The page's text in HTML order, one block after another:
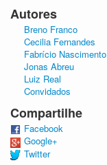
Autores
Breno Franco
Cecilia Fernandes
Fabrício Nascimento
Jonas Abreu
Luiz Real
Convidados
Compartilhe
Facebook
Google+
Twitter